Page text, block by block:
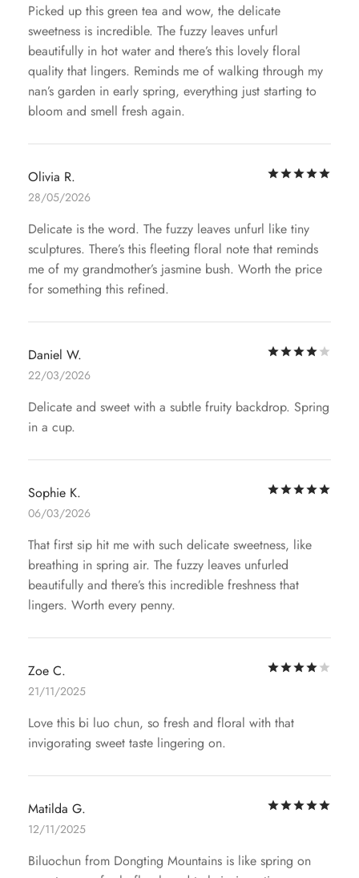
Picked up this green tea and wow, the delicate
sweetness is incredible. The fuzzy leaves unfurl
beautifully in hot water and there’s this lovely floral
quality that lingers. Reminds me of walking through my
nan’s garden in early spring, everything just starting to
bloom and smell fresh again.
Olivia R.
28/05/2026
Delicate is the word. The fuzzy leaves unfurl like tiny
sculptures. There’s this fleeting floral note that reminds
me of my grandmother’s jasmine bush. Worth the price
for something this refined.
Daniel W.
22/03/2026
Delicate and sweet with a subtle fruity backdrop. Spring
in a cup.
Sophie K.
06/03/2026
That first sip hit me with such delicate sweetness, like
breathing in spring air. The fuzzy leaves unfurled
beautifully and there’s this incredible freshness that
lingers. Worth every penny.
Zoe C.
21/11/2025
Love this bi luo chun, so fresh and floral with that
invigorating sweet taste lingering on.
Matilda G.
12/11/2025
Biluochun from Dongting Mountains is like spring on